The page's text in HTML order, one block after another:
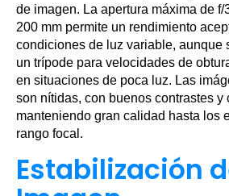
de imagen. La apertura máxima de f/
200 mm permite un rendimiento
condiciones de luz variable, aunque
un trípode para velocidades de
en situaciones de poca luz. Las
son nítidas, con buenos contrastes y
manteniendo gran calidad hasta los
rango focal.
Estabilización